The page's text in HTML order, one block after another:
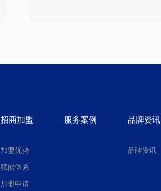
招商加盟
加盟优势
赋能体系
加盟申请
服务案例 品牌资讯
品牌资讯